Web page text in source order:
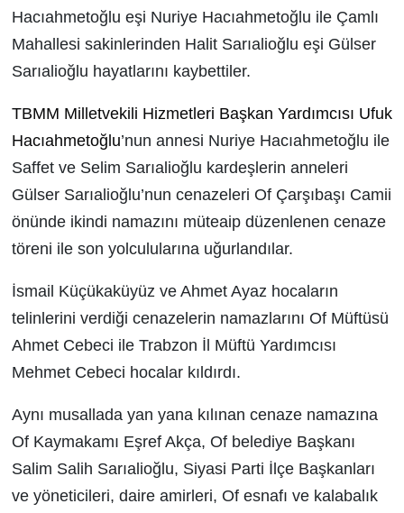
Hacıahmetoğlu eşi Nuriye Hacıahmetoğlu ile Çamlı
Mahallesi sakinlerinden Halit Sarıalioğlu eşi Gülser
Sarıalioğlu hayatlarını kaybettiler.
TBMM Milletvekili Hizmetleri Başkan Yardımcısı Ufuk
Hacıahmetoğlu’nun annesi Nuriye Hacıahmetoğlu ile
Saffet ve Selim Sarıalioğlu kardeşlerin anneleri
Gülser Sarıalioğlu’nun cenazeleri Of Çarşıbaşı Camii
önünde ikindi namazını müteaip düzenlenen cenaze
töreni ile son yolculularına uğurlandılar.
İsmail Küçükaküyüz ve Ahmet Ayaz hocaların
telinlerini verdiği cenazelerin namazlarını Of Müftüsü
Ahmet Cebeci ile Trabzon İl Müftü Yardımcısı
Mehmet Cebeci hocalar kıldırdı.
Aynı musallada yan yana kılınan cenaze namazına
Of Kaymakamı Eşref Akça, Of belediye Başkanı
Salim Salih Sarıalioğlu, Siyasi Parti İlçe Başkanları
ve yöneticileri, daire amirleri, Of esnafı ve kalabalık